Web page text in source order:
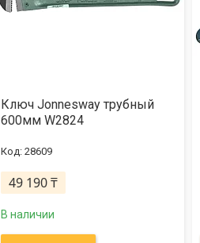
Ключ Jonnesway трубный
600мм W2824
28609
49 190 ₸
В наличии